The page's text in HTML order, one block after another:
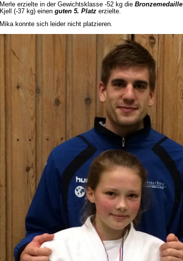
Merle erzielte in der Gewichtsklasse -52 kg die Bronzemedaille
Kjell (-37 kg) einen guten 5. Platz erzielte.
Mika konnte sich leider nicht platzieren.